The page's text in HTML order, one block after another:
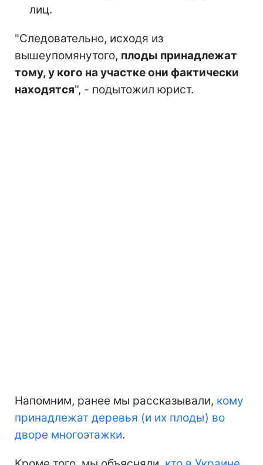
лиц.
"Следовательно, исходя из
вышеупомянутого, плоды принадлежат
тому, у кого на участке они фактически
находятся", - подытожил юрист.
Напомним, ранее мы рассказывали, кому
принадлежат деревья (и их плоды) во
дворе многоэтажки.